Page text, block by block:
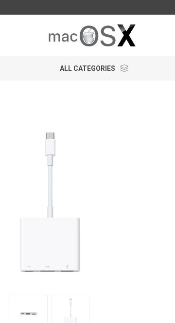
ALL CATEGORIES